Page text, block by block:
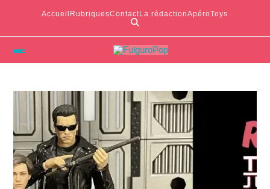
Accueil RubriquesContactLa rédactionApéroToys